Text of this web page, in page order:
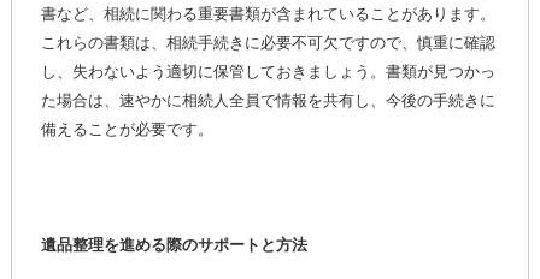
書など、相続に関わる重要書類が含まれていることがあります。
これらの書類は、相続手続きに必要不可欠ですので、慎重に確認
し、失わないよう適切に保管しておきましょう。書類が見つかっ
た場合は、速やかに相続人全員で情報を共有し、今後の手続きに
備えることが必要です。
遺品整理を進める際のサポートと方法